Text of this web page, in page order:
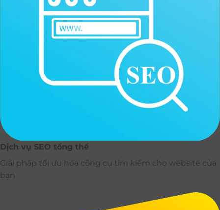
Dịch vụ SEO tổng thể
Giải pháp tối ưu hóa công cụ tìm kiếm cho website của
bạn